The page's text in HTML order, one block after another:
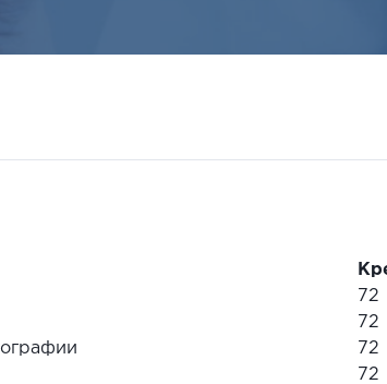
72
72
72
72